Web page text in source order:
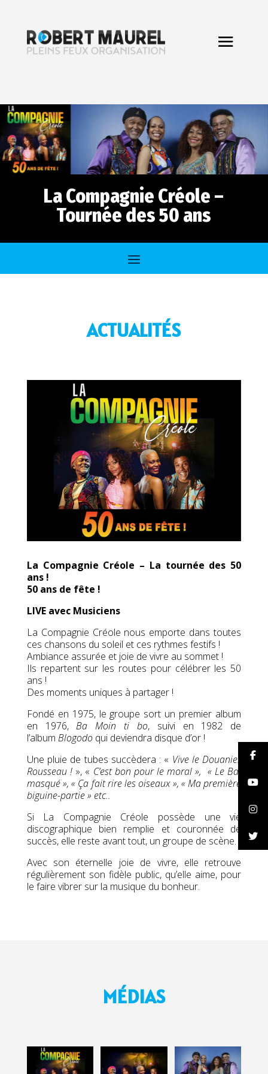
La Compagnie Créole –
Tournée des 50 ans
ACTUALITÉS
La Compagnie Créole – La tournée des 50
ans !
50 ans de fête !
LIVE avec Musiciens
La Compagnie Créole nous emporte dans toutes
ces chansons du soleil et ces rythmes festifs !
Ambiance assurée et joie de vivre au sommet !
Ils repartent sur les routes pour célébrer les 50
ans !
Des moments uniques à partager !
Fondé en 1975, le groupe sort un premier album
en 1976,Ba Moin ti bo, suivi en 1982 de
l’album Blogodoqui deviendra disque d’or !
Une pluie de tubes succèdera : « Vive le Douanier
Rousseau !», « C’est bon pour le moral », « Le Bal
masqué », « Ça fait rire les oiseaux », « Ma première
biguine-partie » etc..
Si La Compagnie Créole possède une vie
discographique bien remplie et couronnée de
succès, elle reste avant tout, un groupe de scène.
Avec son éternelle joie de vivre, elle retrouve
régulièrement son fidèle public, qu’elle aime, pour
le faire vibrer sur la musique du bonheur.
MÉDIAS